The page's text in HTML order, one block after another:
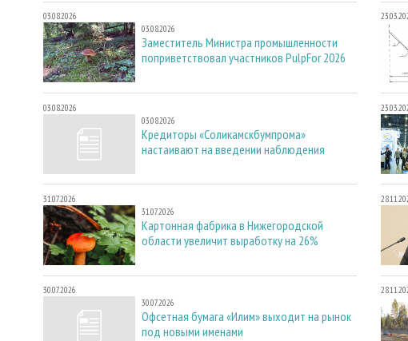
03.08.2026
03.08.2026
Заместитель Министра промышленности
поприветствовал участников PulpFor 2026
03.08.2026
03.08.2026
Кредиторы «Соликамскбумпрома»
настаивают на введении наблюдения
31.07.2026
31.07.2026
Картонная фабрика в Нижегородской
области увеличит выработку на 26%
30.07.2026
30.07.2026
Офсетная бумага «Илим» выходит на рынок
под новыми именами